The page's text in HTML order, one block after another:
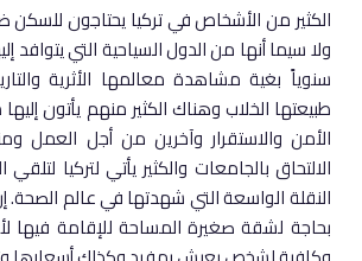
الكثير من الأشخاص في تركيا يحتاجون
ولا سيما أنها من الدول السياحية التي يتوافد
سنوياً بغية مشاهدة معالمها الأثرية
طبيعتها الخلاب وهناك الكثير منهم يأتون
الأمن والاستقرار وآخرين من أجل العمل
الالتحاق بالجامعات والكثير يأتي لتركيا
النقلة الواسعة التي شهدتها في عالم
بحاجة لشقة صغيرة المساحة للإقامة فيها